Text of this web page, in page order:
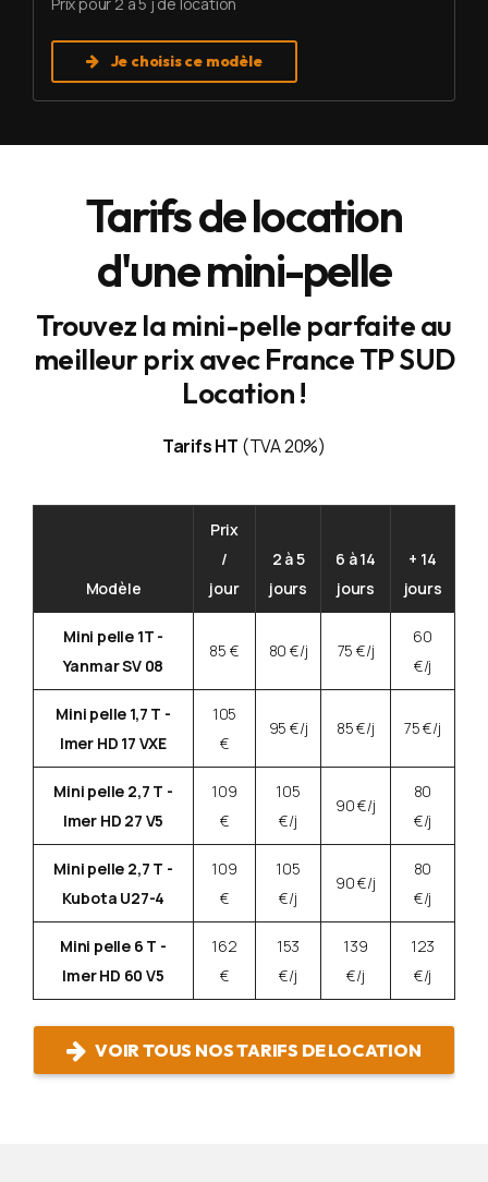
Je choisis ce modèle
Tarifs de location
d'une mini-pelle
Trouvez la mini-pelle parfaite au
meilleur prix avec France TP SUD
Location !
Tarifs HT (TVA 20%)
Modèle
Prix
/
jour
2 à 5
jours
6 à 14
jours
+ 14
jours
Mini pelle 1T -
Yanmar SV 08
85 € 80 €/j 75 €/j
60
€/j
Mini pelle 1,7 T -
Imer HD 17 VXE
105
€
95 €/j 85 €/j 75 €/j
Mini pelle 2,7 T -
Imer HD 27 V5
109
€
105
€/j
90 €/j
80
€/j
Mini pelle 2,7 T -
Kubota U27-4
109
€
105
€/j
90 €/j
80
€/j
Mini pelle 6 T -
Imer HD 60 V5
162
€
153
€/j
139
€/j
123
€/j
VOIR TOUS NOS TARIFS DE LOCATION